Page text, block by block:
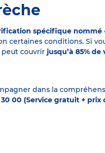
spécifique nommé
certaines conditions. Si
peut couvrir jusqu’à 85%
dans la
30 00 (Service gratuit + prix